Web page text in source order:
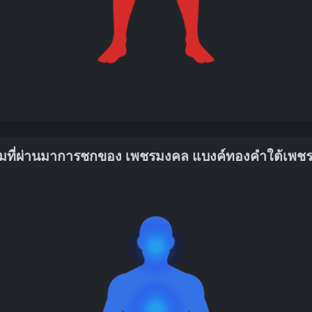
ที่ผ่านมาการชกของ เพชรมงคล แบงค์ทองคำใต้เพช